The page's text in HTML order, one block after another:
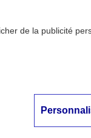
de la publicité